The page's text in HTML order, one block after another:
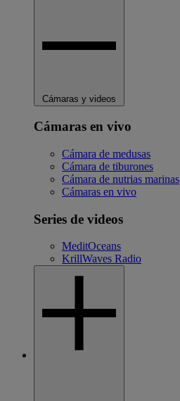
Cámaras y videos
Cámaras en vivo
Cámara de medusas
Cámara de tiburones
Cámara de nutrias marinas
Cámaras en vivo
Series de videos
MeditOceans
KrillWaves Radio